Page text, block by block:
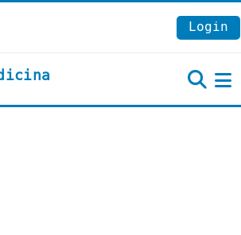
principale
Login